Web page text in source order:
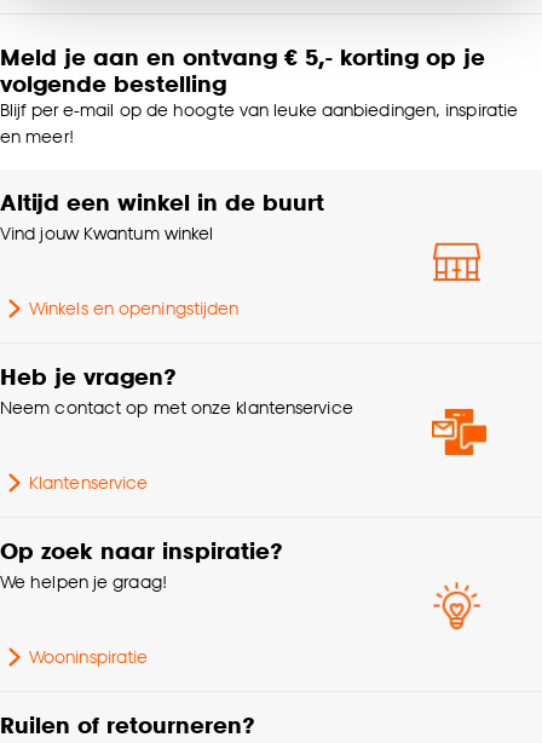
voor kiezen om bepaalde cookies wel of niet te
accepteren door op ‘Cookies aanpassen’ te
klikken.
kan aanpassen, bekijk hiervoor onze
cookieverklaring.
Type kussen Sierkussens
Kleurtint
Standaard afmetingen 45x45cm
Gewicht 0.555 Kg
Vorm
Lengte
Meld je aan en ontvang € 5,- korting op je
volgende bestelling
Blijf per e-mail op de hoogte van leuke aanbiedingen, inspiratie
en meer!
Altijd een winkel in de buurt
Vind jouw Kwantum winkel
Winkels en openingstijden
Heb je vragen?
Neem contact op met onze klantenservice
Klantenservice
Op zoek naar inspiratie?
We helpen je graag!
Wooninspiratie
Ruilen of retourneren?